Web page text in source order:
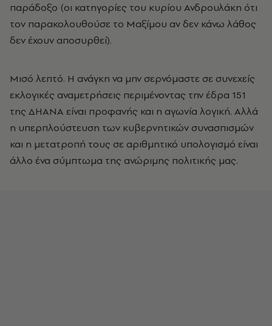
παράδοξο (οι κατηγορίες του κυρίου Ανδρουλάκη ότι
τον παρακολουθούσε το Μαξίμου αν δεν κάνω λάθος
δεν έχουν αποσυρθεί).
Μισό λεπτό. Η ανάγκη να μην σερνόμαστε σε συνεχείς
εκλογικές αναμετρήσεις περιμένοντας την έδρα 151
της ΔΗΑΝΑ είναι προφανής και η αγωνία λογική. Αλλά
η υπερπλούστευση των κυβερνητικών συνασπισμών
και η μετατροπή τους σε αριθμητικό υπολογισμό είναι
άλλο ένα σύμπτωμα της ανώριμης πολιτικής μας.